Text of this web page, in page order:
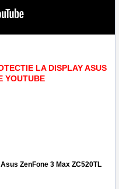
LA DISPLAY ASUS
YOUTUBE
ZenFone 3 Max ZC520TL